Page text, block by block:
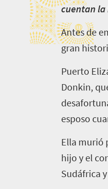
cuentan la
Antes de
gran
Puerto
Donkin,
esposo
Ella murió
hijo y el
Sudáfrica